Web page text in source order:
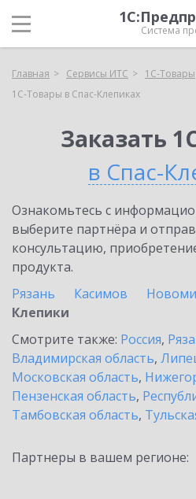
Система
Главная Сервисы ИТС
1С-Товары
1С-Товары в Спас-Клепиках
Заказать
в Спас-
Ознакомьтесь с
выберите партнёра и
консультацию,
продукта.
Рязань
Касимов
Клепики
Смотрите также: Россия,
Владимирская область,
Московская область,
Пензенская область,
Тамбовская область,
Партнеры в вашем регионе: